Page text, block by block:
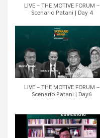
LIVE – THE MOTIVE FORUM –
Scenario Patani | Day 4
LIVE – THE MOTIVE FORUM –
Scenario Patani | Day6